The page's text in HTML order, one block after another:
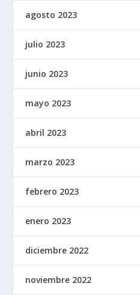
agosto 2023
julio 2023
junio 2023
mayo 2023
abril 2023
marzo 2023
febrero 2023
enero 2023
diciembre 2022
noviembre 2022